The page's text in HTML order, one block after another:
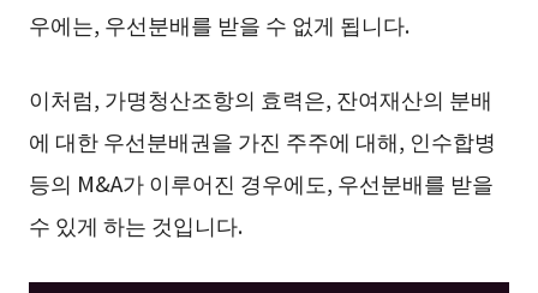
우에는, 우선분배를 받을 수 없게 됩니다.
이처럼, 가명청산조항의 효력은, 잔여재산의 분배
에 대한 우선분배권을 가진 주주에 대해, 인수합병
등의 M&A가 이루어진 경우에도, 우선분배를 받을
수 있게 하는 것입니다.